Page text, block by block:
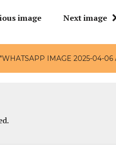
image Next image
IMAGE 2025-04-06